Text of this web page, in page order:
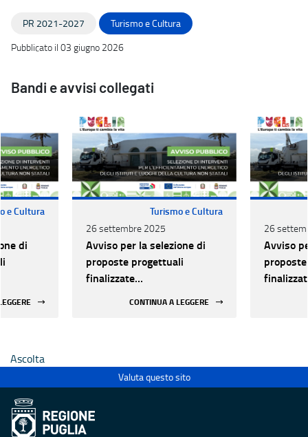
PR 2021-2027
Turismo e Cultura
Pubblicato il 03 giugno 2026
Bandi e avvisi collegati
e Cultura
di
Turismo e Cultura
26 settembre 2025
Avviso per la selezione di
proposte progettuali
finalizzate
CONTINUA A LEGGERE
26
Avviso
Ascolta
Valuta questo sito